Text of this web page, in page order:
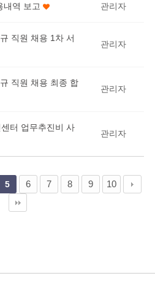
내역 보고 관리자
직원 채용 1차 서
관리자
직원 채용 최종 합
관리자
터 업무추진비 사
관리자
5 6 7 8 9 10